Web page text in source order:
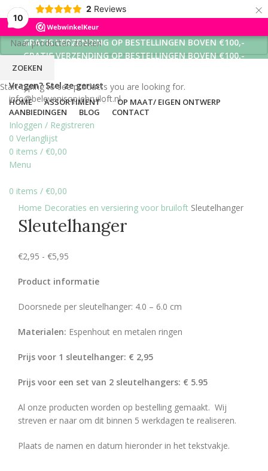
10
2 Reviews ×
GRATIS VERZENDING OP BESTELLINGEN BOVEN €100,-
GRATIS VERZENDING OP BESTELLINGEN BOVEN €100,-
GRATIS VERZENDING OP BESTELLINGEN BOVEN €100,-
Vragen? Stel ze gerust
info@belevenisopjebruiloft.nl
Inloggen / Registreren
0 Verlanglijst
0 items / €0,00
Menu
0 items / €0,00
HOME ASSORTIMENT
OP MAAT/ EIGEN ONTWERP
AANBIEDINGEN
BLOG CONTACT
Click to enlarge
Home Decoraties en versiering voor bruiloft Sleutelhanger
Sleutelhanger
€2,95 - €5,95
Product informatie
Doorsnede per sleutelhanger: 4.0 – 6.0 cm
Materialen: Espenhout en metalen ringen
Prijs voor 1 sleutelhanger: € 2,95
Prijs voor een set van 2 sleutelhangers: € 5.95
Al onze producten worden op bestelling gemaakt. Wij
streven er naar om dit binnen 5 werkdagen te realiseren.
Plaats de namen en datum hieronder in het tekstvakje.
ZOEKEN
Start typing to see products you are looking for.